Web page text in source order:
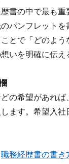
書の中で最も
パンフレット
とで「どのよ
いを明確に伝え
の希望があれ
ます。希望入
職務経歴書の書き